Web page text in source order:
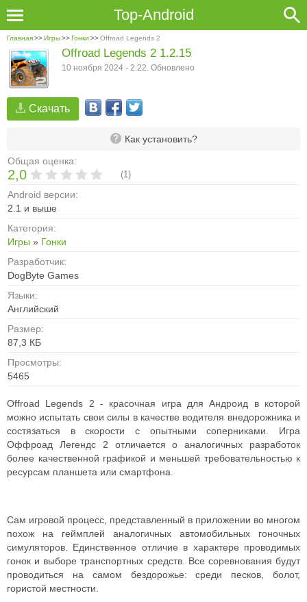
Top-Android
Главная>>Игры>>Гонки >>Offroad Legends 2
Скачать
Как установить?
Общая оценка:
2,0 (1)
Android версии:
2.1 и выше
Категория:
Игры » Гонки
Разработчик:
DogByte Games
Языки:
Английский
Размер:
87,3 КБ
Просмотры:
5465
Offroad Legends 2 1.2.15
10 ноября 2024 - 2:22. Обновлено
Offroad Legends 2 - красочная игра для Андроид в которой
можно испытать свои силы в качестве водителя внедорожника и
состязаться в скорости с опытными соперниками. Игра
Оффроад Легендс 2 отличается о аналогичных разработок
более качественной графикой и меньшей требовательностью к
ресурсам планшета или смартфона.
Сам игровой процесс, представленный в приложении во многом
похож на геймплей аналогичных автомобильных гоночных
симуляторов. Единственное отличие в характере проводимых
гонок и выборе транспортных средств. Все соревнования будут
проводиться на самом бездорожье: среди песков, болот,
гористой местности.